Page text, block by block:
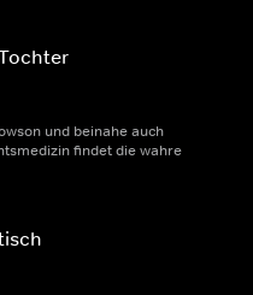
und beinahe auch
findet die wahre